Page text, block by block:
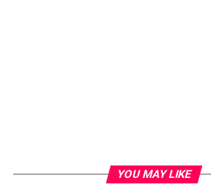
YOU MAY LIKE